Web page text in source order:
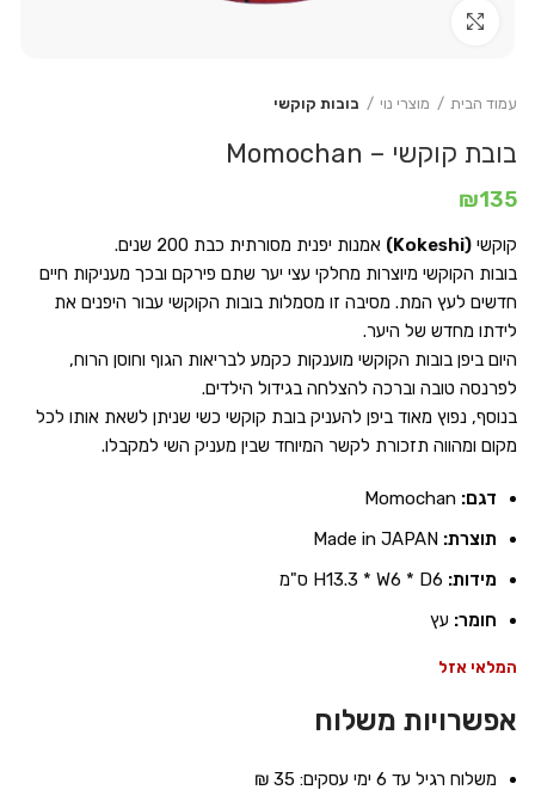
עמוד הבית מוצרי נוי בובות קוקשי
בובת קוקשי – Momochan
₪135
קוקשי (Kokeshi)
אמנות יפנית מסורתית כבת 200 שנים.
בובות הקוקשי מיוצרות מחלקי עצי יער שתם פירקם ובכך מעניקות חיים
חדשים לעץ המת. מסיבה זו מסמלות בובות הקוקשי עבור היפנים את
לידתו מחדש של היער.
היום ביפן בובות הקוקשי מוענקות כקמע לבריאות הגוף וחוסן הרוח,
לפרנסה טובה וברכה להצלחה בגידול הילדים.
בנוסף, נפוץ מאוד ביפן להעניק בובת קוקשי כשי שניתן לשאת אותו לכל
מקום ומהווה תזכורת לקשר המיוחד שבין מעניק השי למקבלו.
דגם:
תוצרת:
מידות:
חומר: עץ
המלאי אזל
אפשרויות משלוח
משלוח רגיל עד 6 ימי עסקים: 35 ₪